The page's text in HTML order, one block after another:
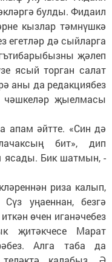
булды. Фидаил
кызлар тәмнүшкә
егетләр дә сыйларга
җәлеп
ясый торган салат
аны да редакциябез
чәшкеләр җыелмасы
апам әйтте. «Син дә
бит», дип
ясады. Бик шатмын, -
риза калып,
уңаеннан, безгә
өчен иганәчебез
җитәкчесе Марат
Алга таба да